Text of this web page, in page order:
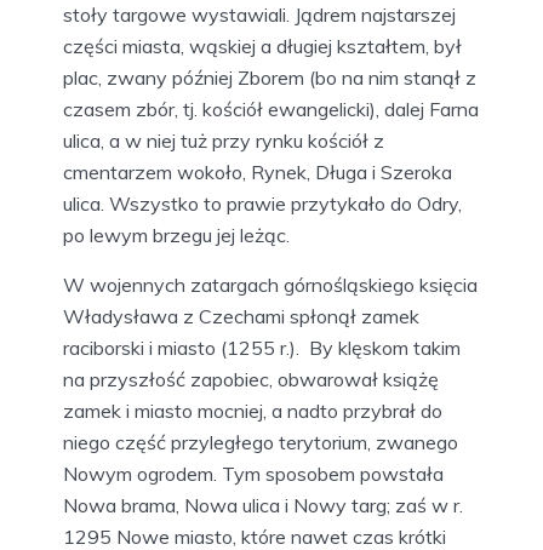
stoły targowe wystawiali. Jądrem najstarszej
części miasta, wąskiej a długiej kształtem, był
plac, zwany później Zborem (bo na nim stanął z
czasem zbór, tj. kościół ewangelicki), dalej Farna
ulica, a w niej tuż przy rynku kościół z
cmentarzem wokoło, Rynek, Długa i Szeroka
ulica. Wszystko to prawie przytykało do Odry,
po lewym brzegu jej leżąc.
W wojennych zatargach górnośląskiego księcia
Władysława z Czechami spłonął zamek
raciborski i miasto (1255 r.). By klęskom takim
na przyszłość zapobiec, obwarował książę
zamek i miasto mocniej, a nadto przybrał do
niego część przyległego terytorium, zwanego
Nowym ogrodem. Tym sposobem powstała
Nowa brama, Nowa ulica i Nowy targ; zaś w r.
1295 Nowe miasto, które nawet czas krótki